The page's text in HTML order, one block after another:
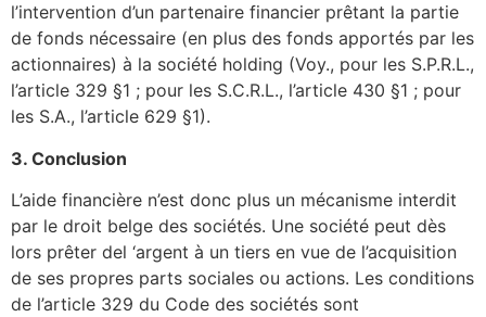
l’intervention d’un partenaire financier prêtant la partie
de fonds nécessaire (en plus des fonds apportés par les
actionnaires) à la société holding (Voy., pour les S.P.R.L.,
l’article 329 §1 ; pour les S.C.R.L., l’article 430 §1 ; pour
les S.A., l’article 629 §1).
3. Conclusion
L’aide financière n’est donc plus un mécanisme interdit
par le droit belge des sociétés. Une société peut dès
lors prêter del ‘argent à un tiers en vue de l’acquisition
de ses propres parts sociales ou actions. Les conditions
de l’article 329 du Code des sociétés sont